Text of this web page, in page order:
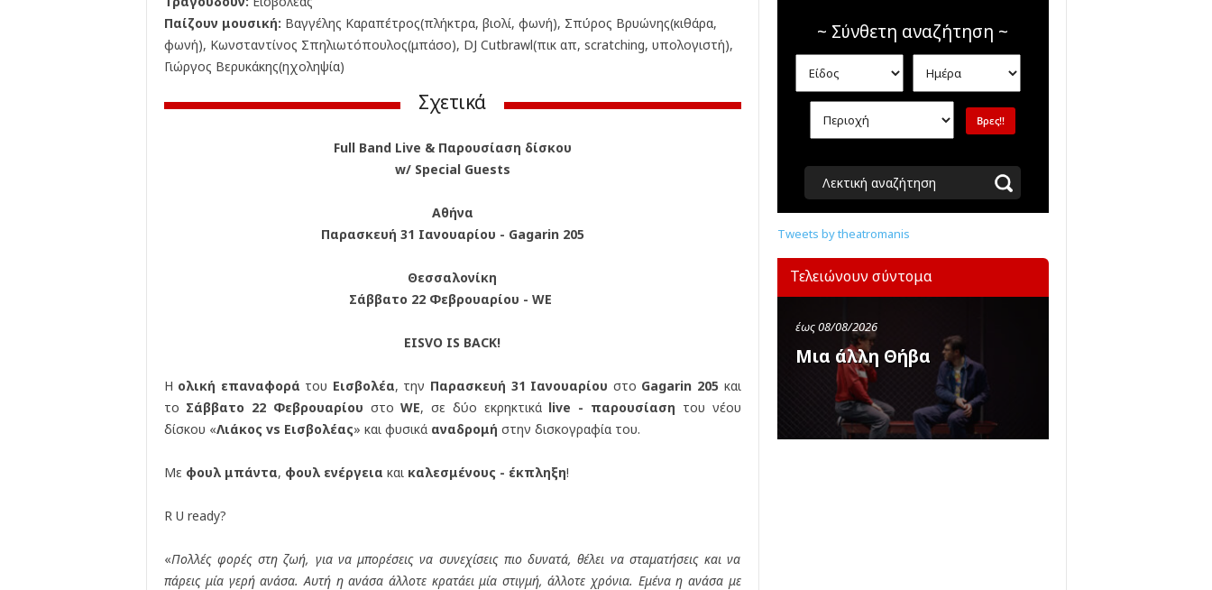
δ
Παίζουν μουσική: Βαγγέλης Καραπέτρος(πλήκτρα, βιολί, φωνή), Σπύρος Βρυώνης(κιθάρα,
φωνή), Κωνσταντίνος Σπηλιωτόπουλος(μπάσο), DJ Cutbrawl(πικ απ, scratching, υπολογιστή),
Γιώργος Βερυκάκης(ηχοληψία)
Σχετικά
Full Band Live & Παρουσίαση δίσκου
w/ Special Guests
Αθήνα
Παρασκευή 31 Ιανουαρίου - Gagarin 205
Θεσσαλονίκη
Σάββατο 22 Φεβρουαρίου - WE
EISVO IS BACK!
Η ολική επαναφορά του Εισβολέα, την Παρασκευή 31 Ιανουαρίου στο Gagarin 205και
το Σάββατο 22 Φεβρουαρίου στοWE, σε δύο εκρηκτικά live - παρουσίαση του νέου
δίσκου «Λιάκος vs Εισβολέας» και φυσικά αναδρομή στην δισκογραφία του.
Με φουλ μπάντα, φουλ ενέργεια και καλεσμένους - έκπληξη!
R U ready?
«Πολλές φορές στη ζωή, για να μπορέσεις να συνεχίσεις πιο δυνατά, θέλει να σταματήσεις και να
πάρεις μία γερή ανάσα. Αυτή η ανάσα άλλοτε κρατάει μία στιγμή, άλλοτε χρόνια. Εμένα η ανάσα με
~ Σύνθετη αναζήτηση ~
Λεκτική αναζήτηση
Tweets by theatromanis
Τελειώνουν σύντομα
έως 08/08/2026
Μια άλλη Θήβα